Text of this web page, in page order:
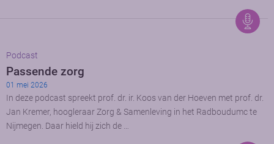
Podcast
Passende zorg
01 mei 2026
In deze podcast spreekt prof. dr. ir. Koos van der Hoeven met prof. dr.
Jan Kremer, hoogleraar Zorg & Samenleving in het Radboudumc te
Nijmegen. Daar hield hij zich de …